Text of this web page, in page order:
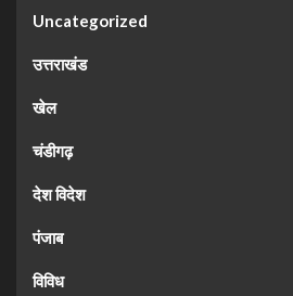
Uncategorized
उत्तराखंड
खेल
चंडीगढ़
देश विदेश
पंजाब
विविध